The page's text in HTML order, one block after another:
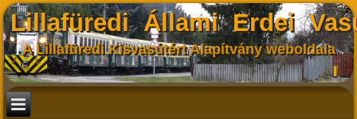
Lillafüredi Állami Erdei
A Lillafüredi Kisvasútért Alapítvány weboldala